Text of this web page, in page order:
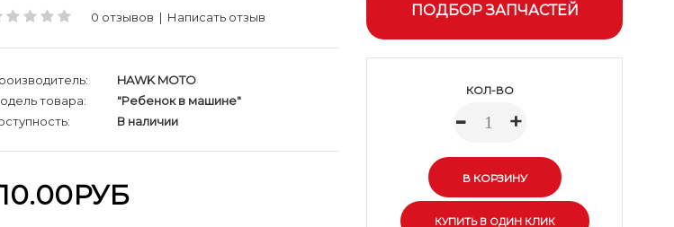
0 отзывов | Написать отзыв
HAWK MOTO
товара:
"Ребенок в машине"
В наличии
ПОДБОР ЗАПЧАСТЕЙ
КОЛ-ВО
- +